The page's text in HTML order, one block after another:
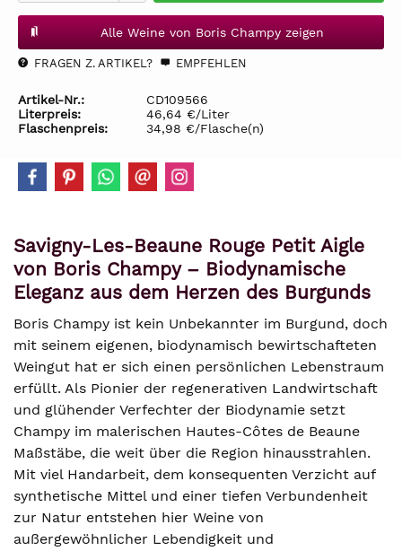
Alle Weine von Boris Champy zeigen
FRAGEN Z. ARTIKEL? EMPFEHLEN
Artikel-Nr.:
CD109566
Literpreis:
46,64 €/Liter
Flaschenpreis:
34,98 €/Flasche(n)
Savigny-Les-Beaune Rouge Petit Aigle
von Boris Champy – Biodynamische
Eleganz aus dem Herzen des Burgunds
Boris Champy ist kein Unbekannter im Burgund, doch
mit seinem eigenen, biodynamisch bewirtschafteten
Weingut hat er sich einen persönlichen Lebenstraum
erfüllt. Als Pionier der regenerativen Landwirtschaft
und glühender Verfechter der Biodynamie setzt
Champy im malerischen Hautes-Côtes de Beaune
Maßstäbe, die weit über die Region hinausstrahlen.
Mit viel Handarbeit, dem konsequenten Verzicht auf
synthetische Mittel und einer tiefen Verbundenheit
zur Natur entstehen hier Weine von
außergewöhnlicher Lebendigkeit und